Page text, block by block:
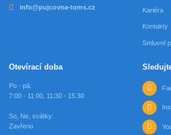
info@pujcovna-toms.cz
Kariéra
Kontakty
Smluvní
Otevírací doba
Po - pá:
7:00 - 11:00, 11:30 - 15:30
So, Ne, svátky:
Zavřeno